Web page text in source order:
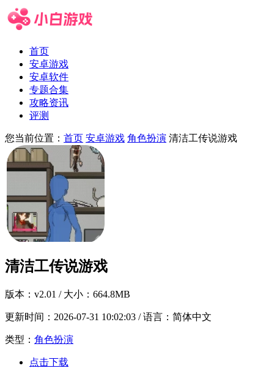
首页
安卓游戏
安卓软件
专题合集
攻略资讯
评测
您当前位置： 首页 安卓游戏 角色扮演 清洁工传说游戏
清洁工传说游戏
版本： v2.01 / 大小：664.8MB
更新时间： 2026-07-31 10:02:03 / 语言：简体中文
类型： 角色扮演
点击下载